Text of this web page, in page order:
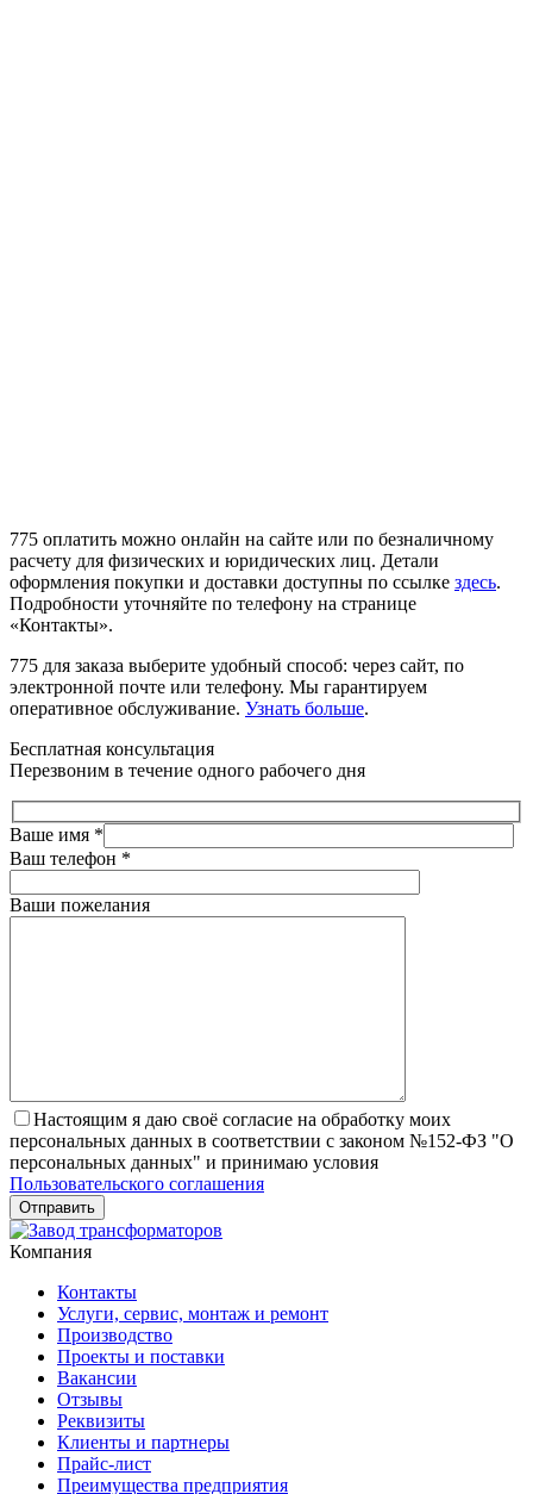
775 оплатить можно онлайн на сайте или по безналичному
расчету для физических и юридических лиц. Детали
оформления покупки и доставки доступны по ссылке здесь.
Подробности уточняйте по телефону на странице
«Контакты».
775 для заказа выберите удобный способ: через сайт, по
электронной почте или телефону. Мы гарантируем
оперативное обслуживание. Узнать больше.
Бесплатная консультация
Перезвоним в течение одного рабочего дня
Ваше имя *
Ваш телефон *
Ваши пожелания
Настоящим я даю своё согласие на обработку моих
персональных данных в соответствии с законом №152-ФЗ "О
персональных данных" и принимаю условия
Пользовательского соглашения
Компания
Контакты
Услуги, сервис, монтаж и ремонт
Производство
Проекты и поставки
Вакансии
Отзывы
Реквизиты
Клиенты и партнеры
Прайс-лист
Преимущества предприятия